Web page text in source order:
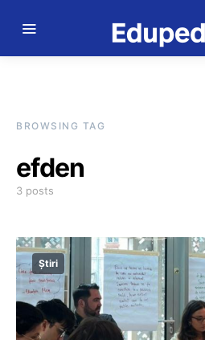
BROWSING TAG
efden
3 posts
Știri